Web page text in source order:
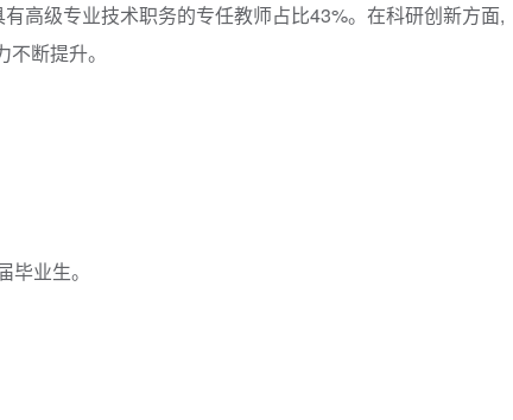
高级专业技术职务的专任教师占比43%。在科研创新方面,
断提升。
业生。